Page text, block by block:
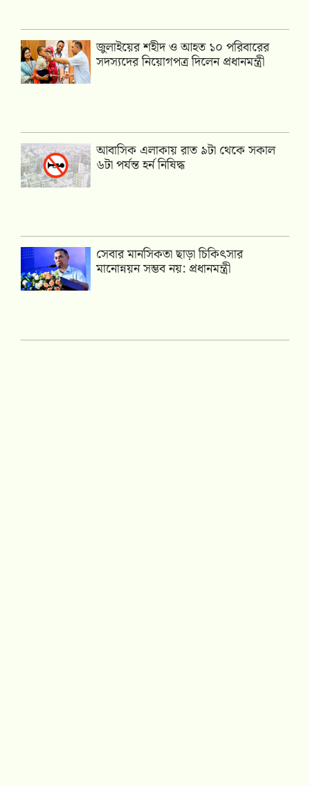
জুলাইয়ের শহীদ ও আহত ১০ পরিবারের
সদস্যদের নিয়োগপত্র দিলেন প্রধানমন্ত্রী
আবাসিক এলাকায় রাত ৯টা থেকে সকাল
৬টা পর্যন্ত হর্ন নিষিদ্ধ
সেবার মানসিকতা ছাড়া চিকিৎসার
মানোন্নয়ন সম্ভব নয়: প্রধানমন্ত্রী